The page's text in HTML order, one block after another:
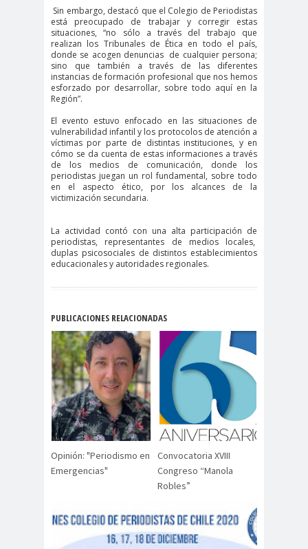
#PrensaProte
gida
1 de
mayo
11 de
septiembre
18 de
octubre
1DEMAY
O
8demarz
aborto
Abraham
Santibañez
Abrazo
s
abuso
s
abusos
laborales
Academia de Humanismo
activismo
digital
violencia
Acuerdo por la
Nueva
Acuerdo por la Paz y Nueva
Constitución
ADN
adultos
mayores
Afganistá
AFUCA
P
agresió
n
agresión
periodistas
agresion
es
agresiones a la
Alcaldía Ciudadana de
Valparaíso
Sin embargo, destacó que el Colegio de Periodistas
está preocupado de trabajar y corregir estas
situaciones, “no sólo a través del trabajo que
realizan los Tribunales de Ética en todo el país,
donde se acogen denuncias de cualquier persona;
sino que también a través de las diferentes
instancias de formación profesional que nos hemos
esforzado por desarrollar, sobre todo aquí en la
Región”.
El evento estuvo enfocado en las situaciones de
vulnerabilidad infantil y los protocolos de atención a
víctimas por parte de distintas instituciones, y en
cómo se da cuenta de estas informaciones a través
de los medios de comunicación, donde los
periodistas juegan un rol fundamental, sobre todo
en el aspecto ético, por los alcances de la
victimización secundaria.
La actividad contó con una alta participación de
periodistas, representantes de medios locales,
duplas psicosociales de distintos establecimientos
educacionales y autoridades regionales.
PUBLICACIONES RELACIONADAS
Opinión: "Periodismo en
Emergencias"
Convocatoria XVIII
Congreso “Manola
Robles”